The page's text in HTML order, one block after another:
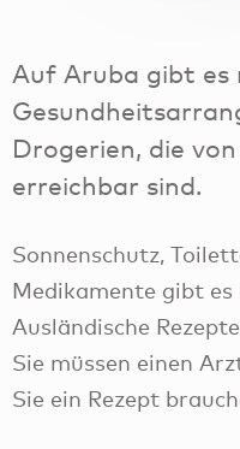
Auf Aruba gibt es
Drogerien, die
erreichbar sind.
Sonnenschutz,
Medikamente gibt
Ausländische
Sie müssen einen
Sie ein Rezept